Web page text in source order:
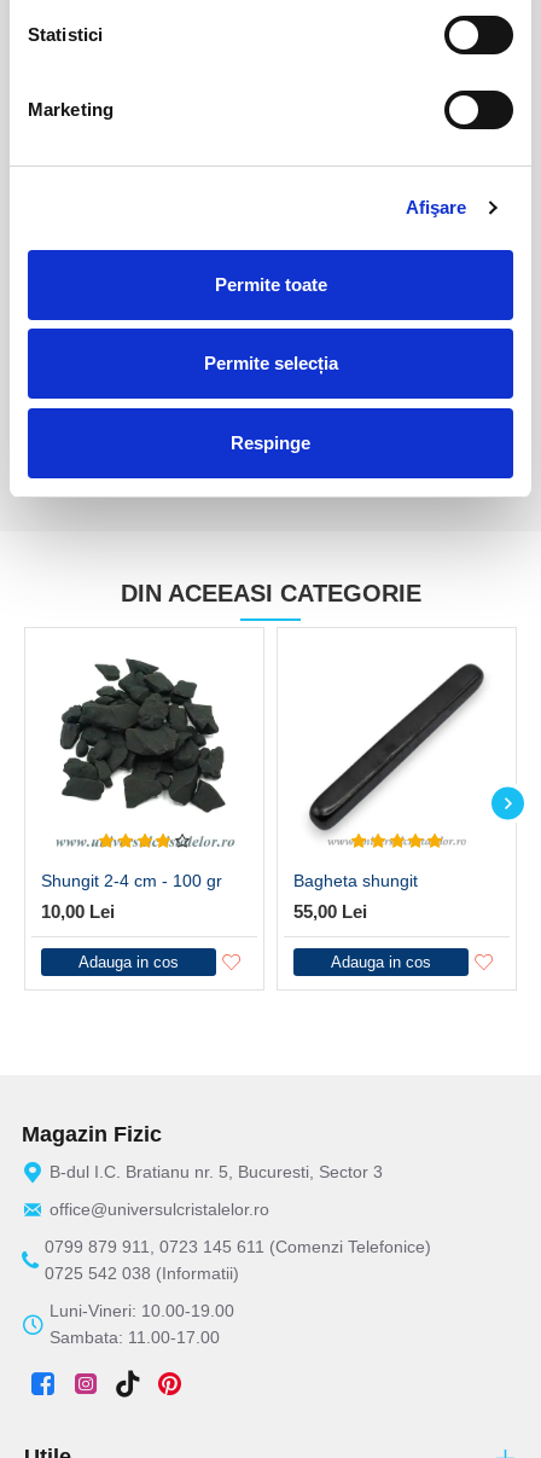
Statistici
Marketing
Afişare
Permite toate
Permite selecția
Respinge
DIN ACEEASI CATEGORIE
Shungit 2-4 cm - 100 gr
10,00 Lei
Adauga in cos
Bagheta shungit
55,00 Lei
Adauga in cos
Magazin Fizic
B-dul I.C. Bratianu nr. 5, Bucuresti, Sector 3
office@universulcristalelor.ro
0799 879 911, 0723 145 611 (Comenzi Telefonice)
0725 542 038 (Informatii)
Luni-Vineri: 10.00-19.00
Sambata: 11.00-17.00